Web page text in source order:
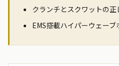
クランチとスクワットの正
EMS搭載ハイパーウェー